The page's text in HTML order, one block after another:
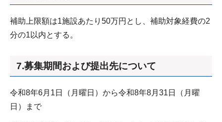
補助上限額は1施設あたり50万円とし、補助対象経費の2
分の1以内とする。
7.募集期間および提出先について
令和8年6月1日（月曜日）から令和8年8月31日（月曜
日）まで